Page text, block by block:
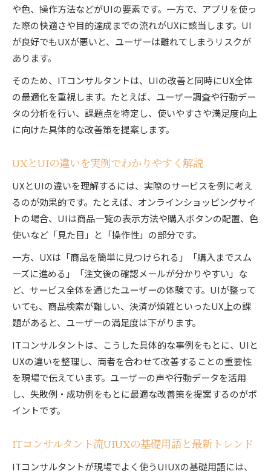
や色、操作方法などがUIの要素です。一方で、アプリを使っ
た際の快適さや目的達成までの流れがUXに該当します。UI
が良好でもUXが悪いと、ユーザーは離れてしまうリスクが
あります。
そのため、ITコンサルタントは、UIの改善と同時にUX全体
の最適化を重視します。たとえば、ユーザー調査や行動デー
タの分析を行い、課題点を特定し、使いやすさや満足度向上
に向けた具体的な改善策を提案します。
UXとUIの違いを実例でわかりやすく解説
UXとUIの違いを理解するには、実際のサービスを例に考え
るのが効果的です。たとえば、オンラインショッピングサイ
トの場合、UIは商品一覧の表示方法や購入ボタンの配置、色
使いなど「見た目」と「操作性」の部分です。
一方、UXは「商品を簡単に見つけられる」「購入までスム
ーズに進める」「注文後の確認メールが分かりやすい」な
ど、サービス全体を通じたユーザーの体験です。UIが整って
いても、商品検索が難しい、決済が煩雑といったUX上の課
題があると、ユーザーの満足度は下がります。
ITコンサルタントは、こうした具体的な事例をもとに、UIと
UXの違いを整理し、両者を合わせて改善することの重要性
を現場で伝えています。ユーザーの声や行動データを活用
し、失敗例・成功例をもとに最適な改善策を提案するのがポ
イントです。
ITコンサルタント流UIUXの基礎用語と最新トレンド
ITコンサルタントが現場でよく使うUIUXの基礎用語には、